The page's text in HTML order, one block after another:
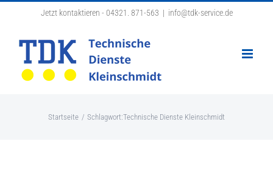
Jetzt kontaktieren - 04321. 871-563 | info@tdk-service.de
Startseite Schlagwort:Technische Dienste Kleinschmidt